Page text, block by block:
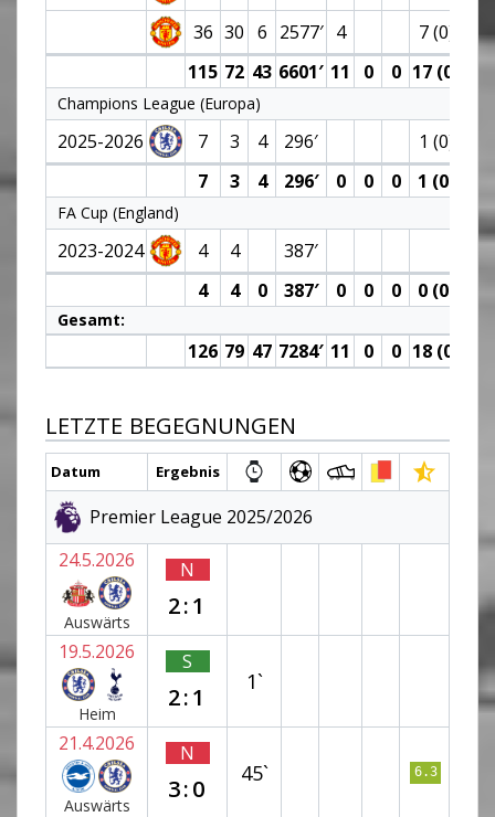
36 30 6 2577′ 4 7 (0)
4
115 72 43 6601′ 11 0 0 17 (0)
Champions League (Europa)
2025-2026 7 3 4 296′ 1 (0)
7
3 4 296′ 0 0 0 1 (0)
FA Cup (England)
2023-2024 4 4 387′
4
4 0 387′ 0 0 0 0 (0)
Gesamt:
126 79 47 7284′ 11 0 0 18 (0)
LETZTE BEGEGNUNGEN
Datum Ergebnis
Premier League 2025/2026
24.5.2026
Auswärts
N
2:1
19.5.2026
Heim
S
2:1
1`
21.4.2026
Auswärts
N
3:0
45` 6.3